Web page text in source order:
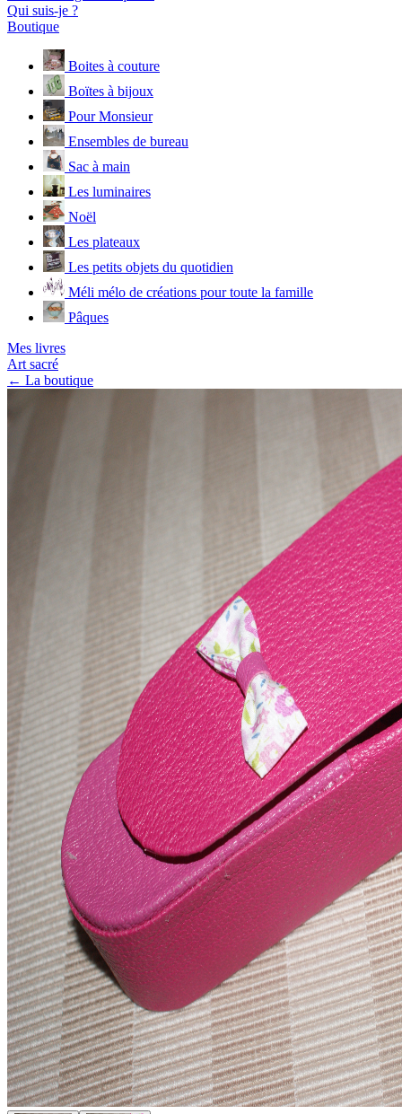
Qui suis-je ?
Boutique
Boites à couture
Boïtes à bijoux
Pour Monsieur
Ensembles de bureau
Sac à main
Les luminaires
Noël
Les plateaux
Les petits objets du quotidien
Méli mélo de créations pour toute la famille
Pâques
Mes livres
Art sacré
← La boutique